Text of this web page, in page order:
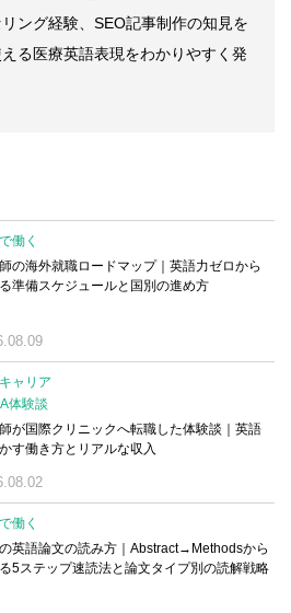
ング経験、SEO記事制作の知見を
る医療英語表現をわかりやすく発
働く
の海外就職ロードマップ｜英語力ゼロから
準備スケジュールと国別の進め方
ャリア
体験談
が国際クリニックへ転職した体験談｜英語
す働き方とリアルな収入
働く
英語論文の読み方｜Abstract→Methodsから
5ステップ速読法と論文タイプ別の読解戦略